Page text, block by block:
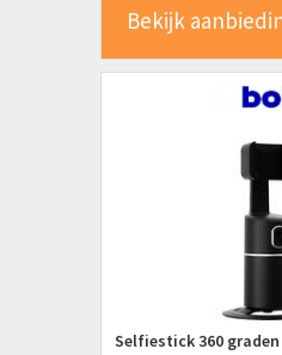
Bekijk
Selfiestick 360